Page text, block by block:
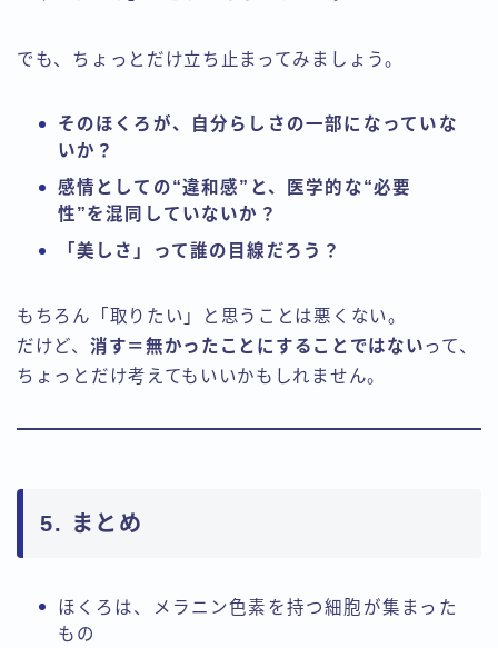
でも、ちょっとだけ立ち止まってみましょう。
そのほくろが、自分らしさの一部になっていな
いか？
感情としての“違和感”と、医学的な“必要
性”を混同していないか？
「美しさ」って誰の目線だろう？
もちろん「取りたい」と思うことは悪くない。
だけど、 消す＝無かったことにすることではないって、
ちょっとだけ考えてもいいかもしれません。
5. まとめ
ほくろは、メラニン色素を持つ細胞が集まった
もの